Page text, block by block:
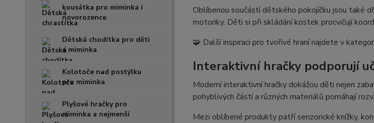
kousátka pro miminka i
novorozence
Dětská chodítka pro děti
a miminka
Kolotoče nad postýlku
pro miminka
Plyšové hračky pro
miminka a nejmenší
Oblíbenou součástí dětského pokojíčku jsou také
motoriky. Děti si při skládání kostek procvičují
🧩 Další inspiraci pro tvořivé hraní najdete v
Interaktivní hračky podporují
Moderní interaktivní hračky dokážou děti nejen
pohyblivých částí a různých materiálů pomáhají
Mezi oblíbené produkty patří senzorické knížky,